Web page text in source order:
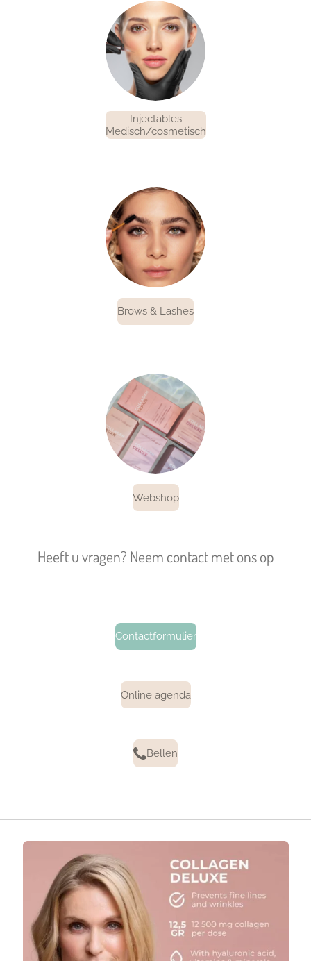
Injectables
Medisch/cosmetisch
Brows & Lashes
Webshop
Heeft u vragen? Neem contact met ons op
Contactformulier
Online agenda
Bellen